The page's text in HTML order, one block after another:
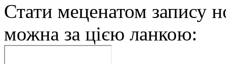
Стати меценатом запису
можна за цією ланкою: